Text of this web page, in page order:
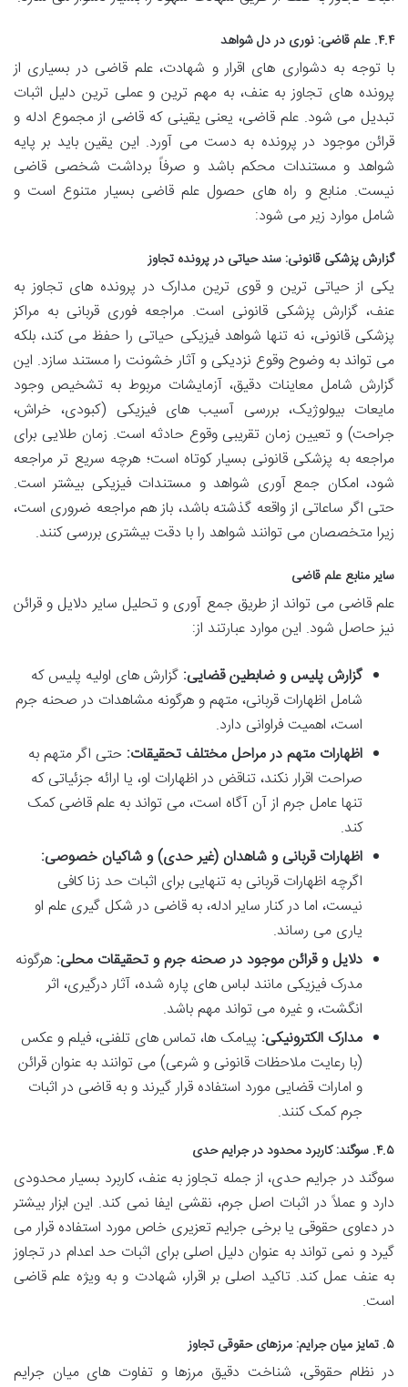
۴.۴. علم قاضی: نوری در دل شواهد
با توجه به دشواری های اقرار و شهادت، علم قاضی در بسیاری از
پرونده های تجاوز به عنف، به مهم ترین و عملی ترین دلیل اثبات
تبدیل می شود. علم قاضی، یعنی یقینی که قاضی از مجموع ادله و
قرائن موجود در پرونده به دست می آورد. این یقین باید بر پایه
شواهد و مستندات محکم باشد و صرفاً برداشت شخصی قاضی
نیست. منابع و راه های حصول علم قاضی بسیار متنوع است و
شامل موارد زیر می شود:
گزارش پزشکی قانونی: سند حیاتی در پرونده تجاوز
یکی از حیاتی ترین و قوی ترین مدارک در پرونده های تجاوز به
عنف، گزارش پزشکی قانونی است. مراجعه فوری قربانی به مراکز
پزشکی قانونی، نه تنها شواهد فیزیکی حیاتی را حفظ می کند، بلکه
می تواند به وضوح وقوع نزدیکی و آثار خشونت را مستند سازد. این
گزارش شامل معاینات دقیق، آزمایشات مربوط به تشخیص وجود
مایعات بیولوژیک، بررسی آسیب های فیزیکی (کبودی، خراش،
جراحت) و تعیین زمان تقریبی وقوع حادثه است. زمان طلایی برای
مراجعه به پزشکی قانونی بسیار کوتاه است؛ هرچه سریع تر مراجعه
شود، امکان جمع آوری شواهد و مستندات فیزیکی بیشتر است.
حتی اگر ساعاتی از واقعه گذشته باشد، باز هم مراجعه ضروری است،
زیرا متخصصان می توانند شواهد را با دقت بیشتری بررسی کنند.
سایر منابع علم قاضی
علم قاضی می تواند از طریق جمع آوری و تحلیل سایر دلایل و قرائن
نیز حاصل شود. این موارد عبارتند از:
گزارش پلیس و ضابطین قضایی: گزارش های اولیه پلیس که
شامل اظهارات قربانی، متهم و هرگونه مشاهدات در صحنه جرم
است، اهمیت فراوانی دارد.
اظهارات متهم در مراحل مختلف تحقیقات: حتی اگر متهم به
صراحت اقرار نکند، تناقض در اظهارات او، یا ارائه جزئیاتی که
تنها عامل جرم از آن آگاه است، می تواند به علم قاضی کمک
کند.
اظهارات قربانی و شاهدان (غیر حدی) و شاکیان خصوصی:
اگرچه اظهارات قربانی به تنهایی برای اثبات حد زنا کافی
نیست، اما در کنار سایر ادله، به قاضی در شکل گیری علم او
یاری می رساند.
دلایل و قرائن موجود در صحنه جرم و تحقیقات محلی: هرگونه
مدرک فیزیکی مانند لباس های پاره شده، آثار درگیری، اثر
انگشت، و غیره می تواند مهم باشد.
مدارک الکترونیکی: پیامک ها، تماس های تلفنی، فیلم و عکس
(با رعایت ملاحظات قانونی و شرعی) می توانند به عنوان قرائن
و امارات قضایی مورد استفاده قرار گیرند و به قاضی در اثبات
جرم کمک کنند.
۴.۵. سوگند: کاربرد محدود در جرایم حدی
سوگند در جرایم حدی، از جمله تجاوز به عنف، کاربرد بسیار محدودی
دارد و عملاً در اثبات اصل جرم، نقشی ایفا نمی کند. این ابزار بیشتر
در دعاوی حقوقی یا برخی جرایم تعزیری خاص مورد استفاده قرار می
گیرد و نمی تواند به عنوان دلیل اصلی برای اثبات حد اعدام در تجاوز
به عنف عمل کند. تاکید اصلی بر اقرار، شهادت و به ویژه علم قاضی
است.
۵. تمایز میان جرایم: مرزهای حقوقی تجاوز
در نظام حقوقی، شناخت دقیق مرزها و تفاوت های میان جرایم